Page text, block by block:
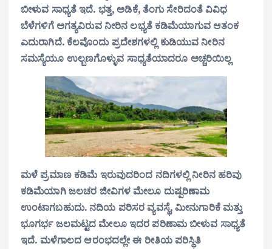
ಬೀಳುವ ಸಾಧ್ಯತೆ ಇದೆ. ಭತ್ತ, ಅಡಿಕೆ, ತೆಂಗು ಸೇರಿದಂತೆ ವಿವಿಧ
ಬೆಳೆಗಳಿಗೆ ಅಗತ್ಯವಿರುವ ನೀರಿನ ಲಭ್ಯತೆ ಕಡಿಮೆಯಾಗುವ ಆತಂಕ
ಎದುರಾಗಿದೆ. ಕೆಲವೊಂದು ಪ್ರದೇಶಗಳಲ್ಲಿ ಕುಡಿಯುವ ನೀರಿನ
ಸಮಸ್ಯೆಯೂ ಉಲ್ಬಣಗೊಳ್ಳುವ ಸಾಧ್ಯತೆಯಾದರೂ ಅಚ್ಚರಿಯಿಲ್ಲ
ಮಳೆ ಪ್ರಮಾಣ ಕಡಿಮೆ ಇರುವುದರಿಂದ ನದಿಗಳಲ್ಲಿ ನೀರಿನ ಹರಿವು
ಕಡಿಮೆಯಾಗಿ ಜಲಚರ ಜೀವಿಗಳ ಮೇಲೂ ದುಷ್ಪರಿಣಾಮ
ಉಂಟಾಗಬಹುದು. ನದಿಯ ಪರಿಸರ ವ್ಯವಸ್ಥೆ, ಮೀನುಗಾರಿಕೆ ಮತ್ತು
ಭೂಗರ್ಭ ಜಲಮಟ್ಟದ ಮೇಲೂ ಇದರ ಪರಿಣಾಮ ಬೀಳುವ ಸಾಧ್ಯತೆ
ಇದೆ. ಮಳೆಗಾಲದ ಆರಂಭದಲ್ಲೇ ಈ ರೀತಿಯ ಪರಿಸ್ಥಿತಿ